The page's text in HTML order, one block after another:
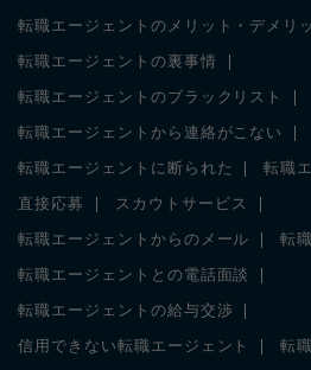
転職エージェントのメリット・デメリ
転職エージェントの裏事情
転職エージェントのブラックリスト
転職エージェントから連絡がこない
転職エージェントに断られた 転職
直接応募 スカウトサービス
転職エージェントからのメール 転
転職エージェントとの電話面談
転職エージェントの給与交渉
信用できない転職エージェント 転